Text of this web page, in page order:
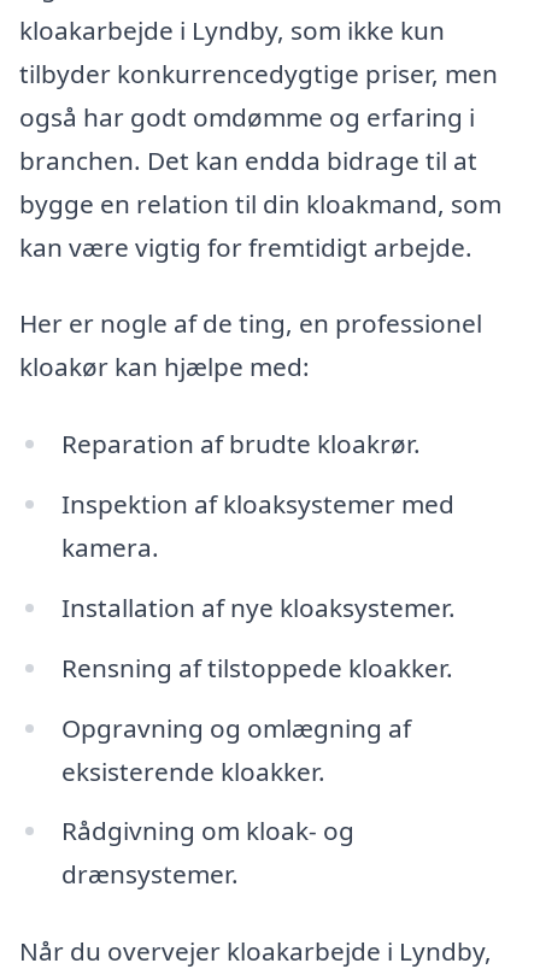
kloakarbejde i Lyndby, som ikke kun
tilbyder konkurrencedygtige priser, men
også har godt omdømme og erfaring i
branchen. Det kan endda bidrage til at
bygge en relation til din kloakmand, som
kan være vigtig for fremtidigt arbejde.
Her er nogle af de ting, en professionel
kloakør kan hjælpe med:
Reparation af brudte kloakrør.
Inspektion af kloaksystemer med
kamera.
Installation af nye kloaksystemer.
Rensning af tilstoppede kloakker.
Opgravning og omlægning af
eksisterende kloakker.
Rådgivning om kloak- og
drænsystemer.
Når du overvejer kloakarbejde i Lyndby,